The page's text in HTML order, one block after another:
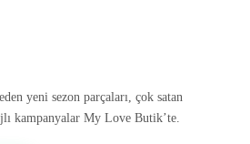
yeni sezon parçaları, çok satan
kampanyalar My Love Butik’te.